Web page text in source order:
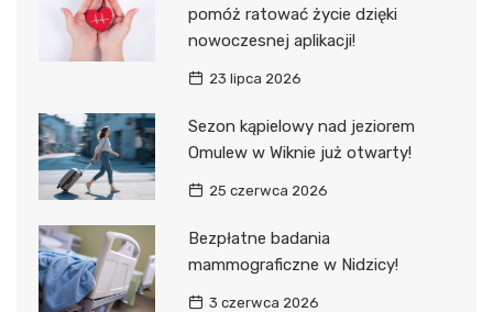
pomóż ratować życie dzięki
nowoczesnej aplikacji!
23 lipca 2026
Sezon kąpielowy nad jeziorem
Omulew w Wiknie już otwarty!
25 czerwca 2026
Bezpłatne badania
mammograficzne w Nidzicy!
3 czerwca 2026